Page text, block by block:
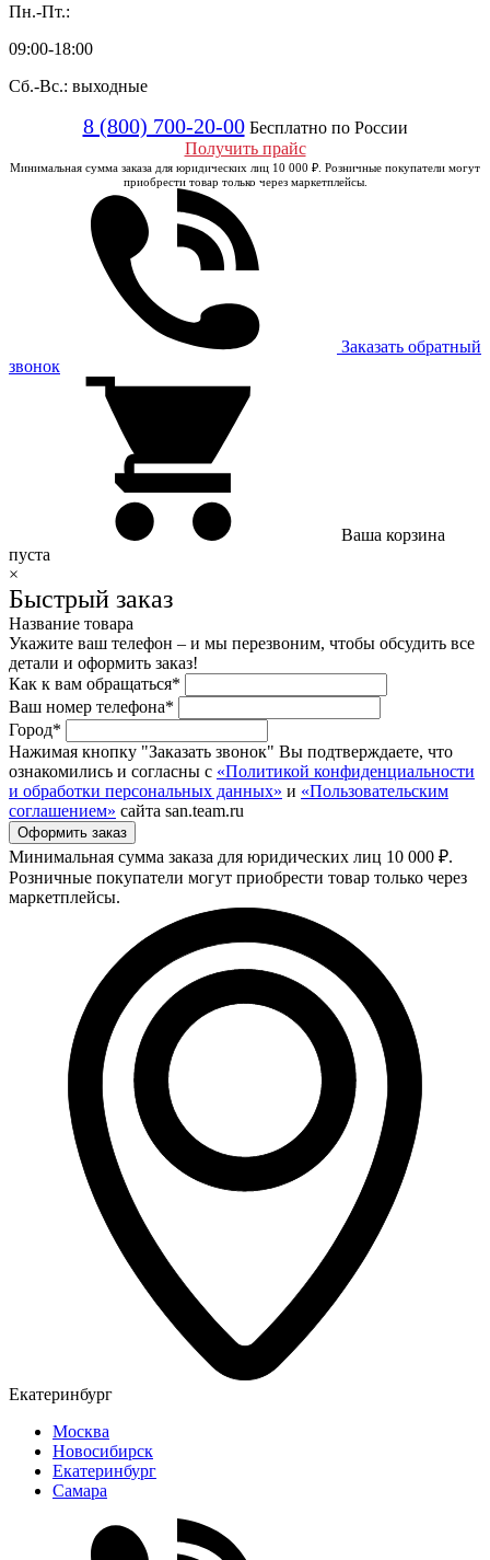
Пн.-Пт.:
09:00-18:00
Сб.-Вс.: выходные
8 (800) 700-20-00 Бесплатно по России
Получить прайс
Минимальная сумма заказа для юридических лиц 10 000 ₽. Розничные покупатели могут
приобрести товар только через маркетплейсы.
Заказать обратный
звонок
Ваша корзина
пуста
×
Быстрый заказ
Название товара
Укажите ваш телефон – и мы перезвоним, чтобы обсудить все
детали и оформить заказ!
Как к вам обращаться*
Ваш номер телефона*
Город*
Нажимая кнопку "Заказать звонок" Вы подтверждаете, что
ознакомились и согласны с «Политикой конфиденциальности
и обработки персональных данных» и «Пользовательским
соглашением» сайта san.team.ru
Минимальная сумма заказа для юридических лиц 10 000 ₽.
Розничные покупатели могут приобрести товар только через
маркетплейсы.
Екатеринбург
Москва
Новосибирск
Екатеринбург
Самара